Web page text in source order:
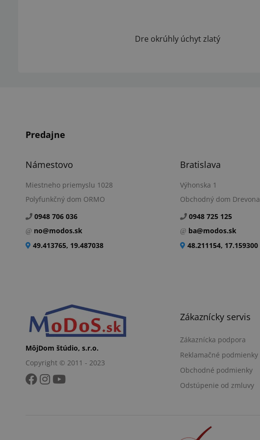
Dre okrúhly úchyt zlatý
Predajne
Námestovo
Miestneho priemyslu 1028
Polyfunkčný dom ORMO
0948 706 036
no@modos.sk
49.413765, 19.487038
Bratislava
Výhonska 1
Obchodný dom Drevona
0948 725 125
ba@modos.sk
48.211154, 17.159300
MôjDom štúdio, s.r.o.
Copyright © 2011 - 2023
Zákaznícky servis
Zákaznícka podpora
Reklamačné podmienky
Obchodné podmienky
Odstúpenie od zmluvy